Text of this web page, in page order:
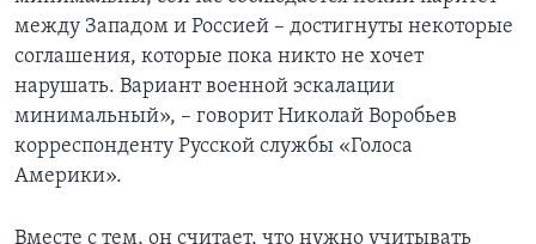
между Западом и Россией – достигнуты некоторые
соглашения, которые пока никто не хочет
нарушать. Вариант военной эскалации
минимальный», – говорит Николай Воробьев
корреспонденту Русской службы «Голоса
Америки».
Вместе с тем, он считает, что нужно учитывать